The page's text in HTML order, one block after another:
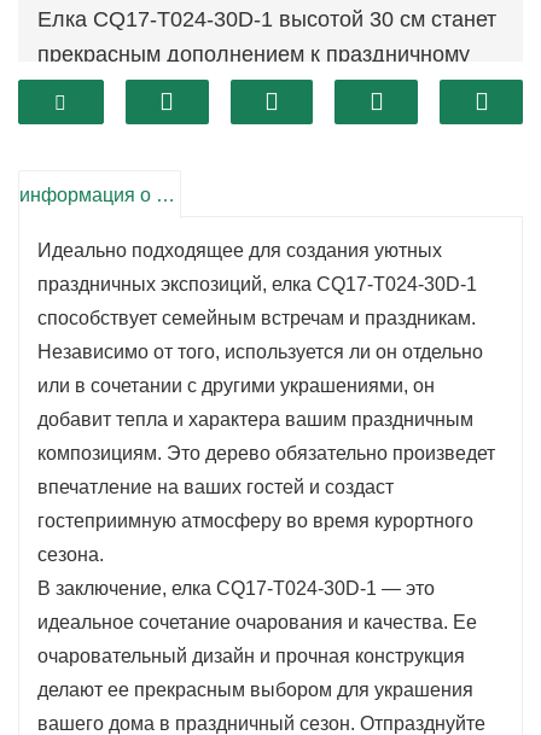
Елка CQ17-T024-30D-1 высотой 30 см станет
прекрасным дополнением к праздничному
декору. Эта пышная елка с пленительной
цветовой палитрой мгновенно наполнит ваш
Универсальный размер позволяет
наполняя очарованием любую комнату
своим радостным присутствием.
Изготовленная с особой тщательностью из
высококачественных материалов, елка
CQ17-T024-30D-1 отличается
прослужит вам долгие годы. Внимание к
деталям в ее дизайне очевидно,
создание прекрасного праздничного
украшения. Яркие цвета и очаровательная
эстетика этой елки делают ее популярной
среди любителей праздничного декора.
информация о продукте
Идеально подходящее для создания уютных
праздничных экспозиций, елка CQ17-T024-30D-1
способствует семейным встречам и праздникам.
Независимо от того, используется ли он отдельно
или в сочетании с другими украшениями, он
добавит тепла и характера вашим праздничным
композициям. Это дерево обязательно произведет
впечатление на ваших гостей и создаст
гостеприимную атмосферу во время курортного
сезона.
В заключение, елка CQ17-T024-30D-1 — это
идеальное сочетание очарования и качества. Ее
очаровательный дизайн и прочная конструкция
делают ее прекрасным выбором для украшения
вашего дома в праздничный сезон. Отпразднуйте